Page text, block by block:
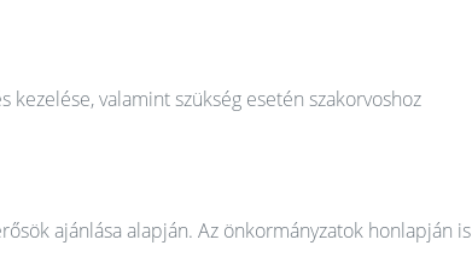
kezelése, valamint szükség esetén szakorvoshoz
ajánlása alapján. Az önkormányzatok honlapján is